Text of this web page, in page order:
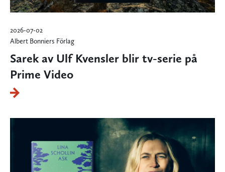
2026-07-02
Albert Bonniers Förlag
Sarek av Ulf Kvensler blir tv-serie på
Prime Video